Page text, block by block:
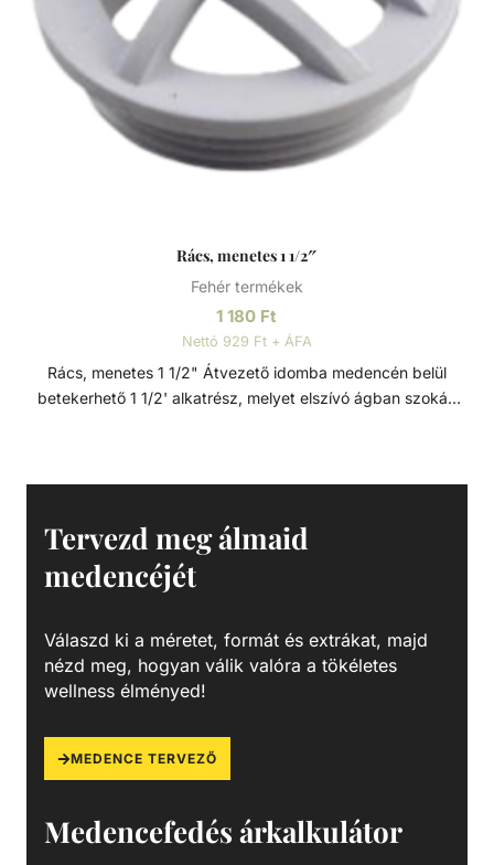
Rács, menetes 1 1/2″
Fehér termékek
1 180 Ft
Nettó 929 Ft + ÁFA
Rács, menetes 1 1/2" Átvezető idomba medencén belül
betekerhető 1 1/2' alkatrész, melyet elszívó ágban szokás
vegyszerállósággal, emellett jó zaj és rezgéscsillapítással
rendelkező, hőre lágyuló műanyag. Kiválósága különböző
anyagai kombinálásából fakad. Az akrilnitril növeli a hő- és
csökkenti a költségeket és fényes felületet biztosít.
Tervezd meg álmaid
medencéjét
Válaszd ki a méretet, formát és extrákat, majd
nézd meg, hogyan válik valóra a tökéletes
wellness élményed!
MEDENCE TERVEZŐ
Medencefedés árkalkulátor